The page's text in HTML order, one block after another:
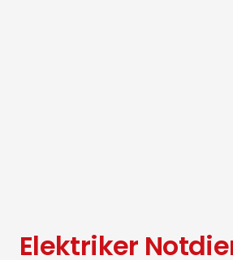
Elektriker